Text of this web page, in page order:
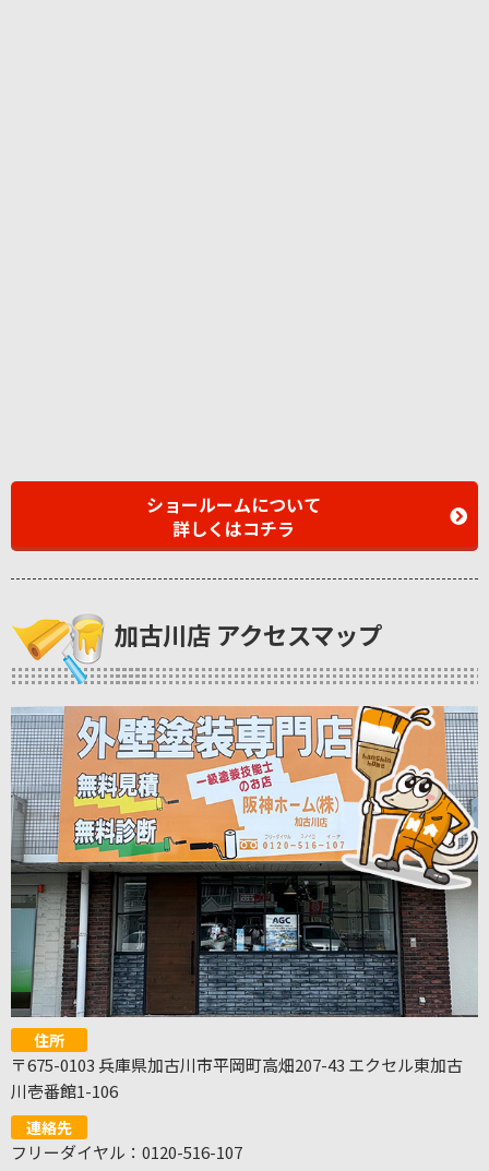
ショールームについて
詳しくはコチラ
加古川店 アクセスマップ
住所
〒675-0103 兵庫県加古川市平岡町高畑207-43 エクセル東加古
川壱番館1-106
連絡先
フリーダイヤル：0120-516-107